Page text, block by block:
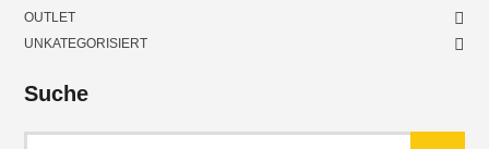
OUTLET
UNKATEGORISIERT
Suche